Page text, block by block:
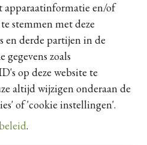
apparaatinformatie en/of
stemmen met deze
en derde partijen in de
zoals
op deze website te
altijd wijzigen onderaan de
of 'cookie instellingen'.
.
Te huur